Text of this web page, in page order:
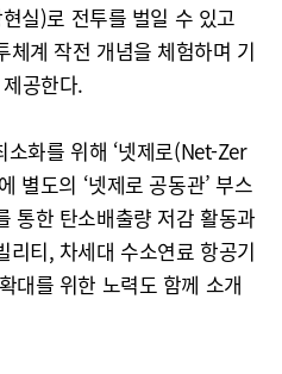
실)로 전투를 벌일 수 있고
체계 작전 개념을 체험하며 기
공한다.
화를 위해 ‘넷제로(Net-Zer
별도의 ‘넷제로 공동관’ 부스
통한 탄소배출량 저감 활동과
리티, 차세대 수소연료 항공기
대를 위한 노력도 함께 소개